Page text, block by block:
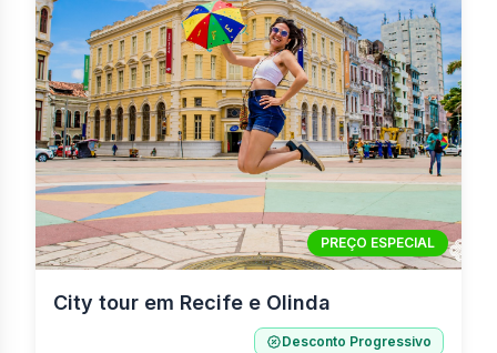
PREÇO ESPECIAL
City tour em Recife e Olinda
Desconto Progressivo